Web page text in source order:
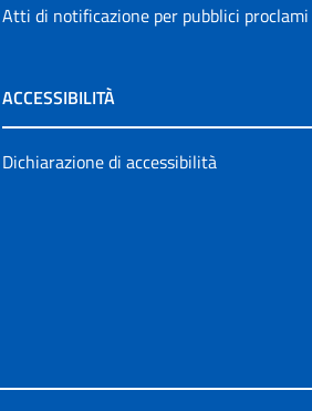
Atti di notificazione per pubblici proclami
ACCESSIBILITÀ
Dichiarazione di accessibilità